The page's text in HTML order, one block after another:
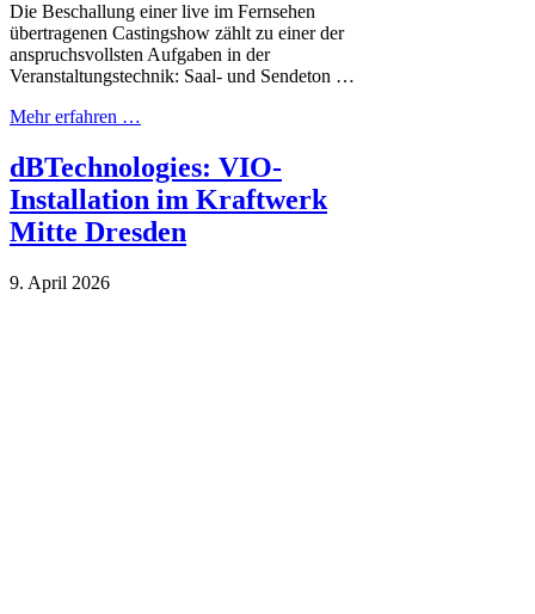
Die Beschallung einer live im Fernsehen
übertragenen Castingshow zählt zu einer der
anspruchsvollsten Aufgaben in der
Veranstaltungstechnik: Saal- und Sendeton …
Mehr erfahren …
dBTechnologies: VIO-
Installation im Kraftwerk
Mitte Dresden
9. April 2026